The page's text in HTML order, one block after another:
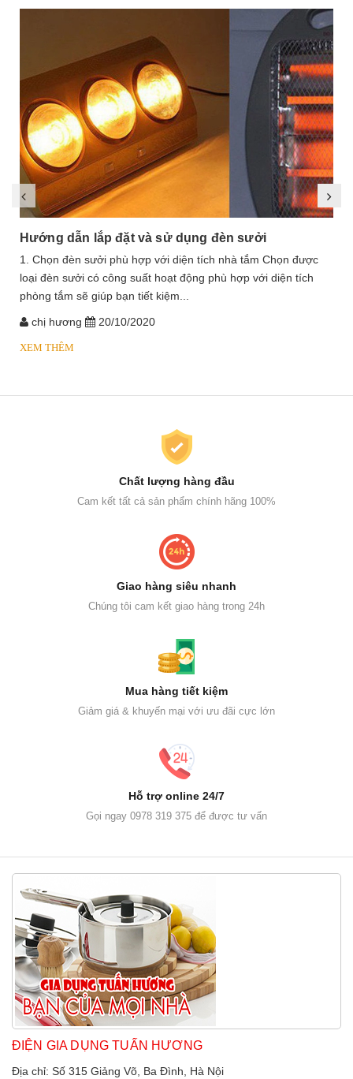
Hướng dẫn lắp đặt và sử dụng đèn sưởi
1. Chọn đèn sưởi phù hợp với diện tích nhà tắm Chọn được
loại đèn sưởi có công suất hoạt động phù hợp với diện tích
phòng tắm sẽ giúp bạn tiết kiệm...
chị hương 20/10/2020
XEM THÊM
Chất lượng hàng đầu
Cam kết tất cả sản phẩm chính hãng 100%
Giao hàng siêu nhanh
Chúng tôi cam kết giao hàng trong 24h
Mua hàng tiết kiệm
Giảm giá & khuyến mại với ưu đãi cực lớn
Hỗ trợ online 24/7
Gọi ngay 0978 319 375 để được tư vấn
ĐIỆN GIA DỤNG TUẤN HƯƠNG
Địa chỉ: Số 315 Giảng Võ, Ba Đình, Hà Nội